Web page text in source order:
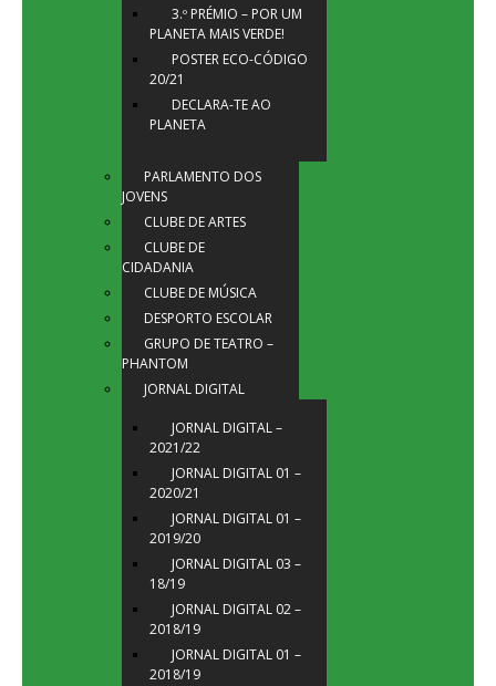
3.º PRÉMIO – POR UM
PLANETA MAIS VERDE!
POSTER ECO-CÓDIGO
20/21
DECLARA-TE AO
PLANETA
PARLAMENTO DOS
JOVENS
CLUBE DE ARTES
CLUBE DE
CIDADANIA
CLUBE DE MÚSICA
DESPORTO ESCOLAR
GRUPO DE TEATRO –
PHANTOM
JORNAL DIGITAL
JORNAL DIGITAL –
2021/22
JORNAL DIGITAL 01 –
2020/21
JORNAL DIGITAL 01 –
2019/20
JORNAL DIGITAL 03 –
18/19
JORNAL DIGITAL 02 –
2018/19
JORNAL DIGITAL 01 –
2018/19